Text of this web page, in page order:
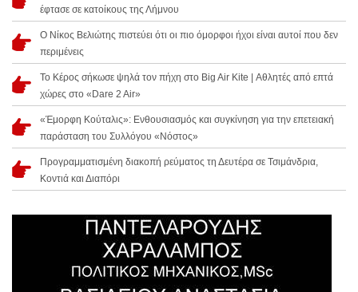
έφτασε σε κατοίκους της Λήμνου
Ο Νίκος Βελιώτης πιστεύει ότι οι πιο όμορφοι ήχοι είναι αυτοί που δεν
περιμένεις
Το Κέρος σήκωσε ψηλά τον πήχη στο Big Air Kite | Αθλητές από επτά
χώρες στο «Dare 2 Air»
«Έμορφη Κούταλις»: Ενθουσιασμός και συγκίνηση για την επετειακή
παράσταση του Συλλόγου «Νόστος»
Προγραμματισμένη διακοπή ρεύματος τη Δευτέρα σε Τσιμάνδρια,
Κοντιά και Διαπόρι